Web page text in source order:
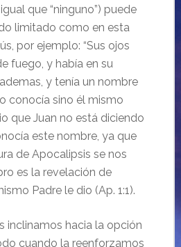
que “ninguno”) puede
limitado como en esta
por ejemplo: “Sus ojos
fuego, y había en su
y tenía un nombre
conocía sino él mismo
que Juan no está diciendo
este nombre, ya que
de Apocalipsis se nos
es la revelación de
Padre le dio (Ap. 1:1).
inclinamos hacia la opción
cuando la reenforzamos